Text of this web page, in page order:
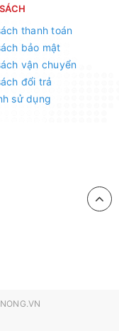
thanh toán
bảo mật
vận chuyển
đổi trả
sử dụng